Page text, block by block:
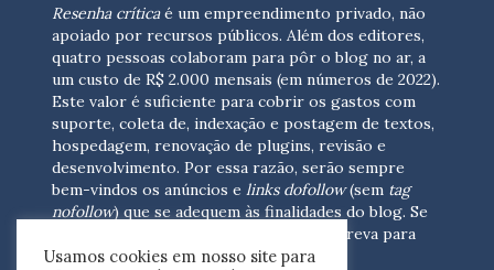
Resenha críticaé um empreendimento privado, não
apoiado por recursos públicos. Além dos editores,
quatro pessoas colaboram para pôr o blog no ar, a
um custo de R$ 2.000 mensais (em números de 2022).
Este valor é suficiente para cobrir os gastos com
suporte, coleta de, indexação e postagem de textos,
hospedagem, renovação de plugins, revisão e
desenvolvimento. Por essa razão, serão sempre
bem-vindos os anúncios e links dofollow(sem tag
nofollow) que se adequem às finalidades do blog. Se
escreva para
nós(contato@resenhacritica.com.br)
Usamos cookies em nosso site para